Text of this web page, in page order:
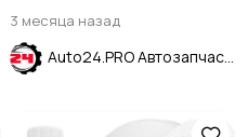
FE CM 2006-2009
3 месяца назад
Auto24.PRO Автозапчасти